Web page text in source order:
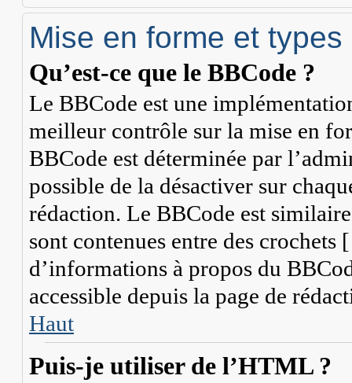
Mise en forme et
Qu’est-ce que le BBCode ?
Le BBCode est une
meilleur contrôle sur la mise en
BBCode est déterminée par
possible de la désactiver sur
rédaction. Le BBCode est
sont contenues entre des
d’informations à propos du
accessible depuis la page de
Haut
Puis-je utiliser de l’HTML ?